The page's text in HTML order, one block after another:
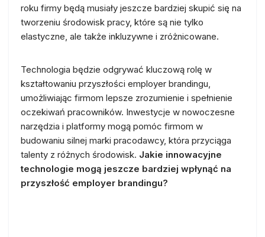
roku firmy będą musiały jeszcze bardziej skupić się na
tworzeniu środowisk pracy, które są nie tylko
elastyczne, ale także inkluzywne i zróżnicowane.
Technologia będzie odgrywać kluczową rolę w
kształtowaniu przyszłości employer brandingu,
umożliwiając firmom lepsze zrozumienie i spełnienie
oczekiwań pracowników. Inwestycje w nowoczesne
narzędzia i platformy mogą pomóc firmom w
budowaniu silnej marki pracodawcy, która przyciąga
talenty z różnych środowisk. Jakie innowacyjne
technologie mogą jeszcze bardziej wpłynąć na
przyszłość employer brandingu?